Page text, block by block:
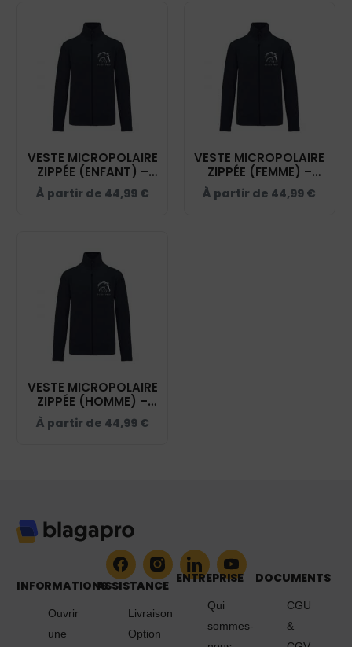
VESTE MICROPOLAIRE
ZIPPÉE (ENFANT) –
HARAS DES PETITS
PRÉS - NAVY – K920
À partir de 44,99 €
VESTE MICROPOLAIRE
ZIPPÉE (FEMME) –
HARAS DES PETITS
PRÉS - NAVY – K907
À partir de 44,99 €
VESTE MICROPOLAIRE
ZIPPÉE (HOMME) –
HARAS DES PETITS
PRÉS - NAVY – K911
À partir de 44,99 €
INFORMATIONS
Ouvrir
une
ASSISTANCE
Livraison
Option
ENTREPRISE
Qui
sommes-
DOCUMENTS
CGU
&